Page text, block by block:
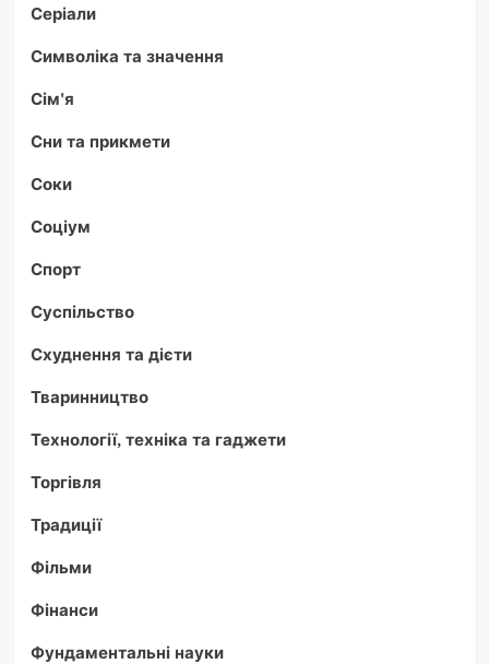
Серіали
Символіка та значення
Сім'я
Сни та прикмети
Соки
Соціум
Спорт
Суспільство
Схуднення та дієти
Тваринництво
Технології, техніка та гаджети
Торгівля
Традиції
Фільми
Фінанси
Фундаментальні науки